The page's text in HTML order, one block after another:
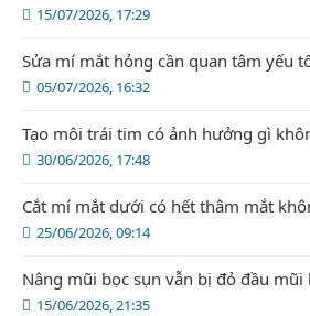
15/07/2026, 17:29
05/07/2026, 16:32
Sửa mí mắt hỏng cần quan tâm yếu
30/06/2026, 17:48
Tạo môi trái tim có ảnh hưởng gì
25/06/2026, 09:14
Cắt mí mắt dưới có hết thâm mắt
15/06/2026, 21:35
Nâng mũi bọc sụn vẫn bị đỏ đầu mũi